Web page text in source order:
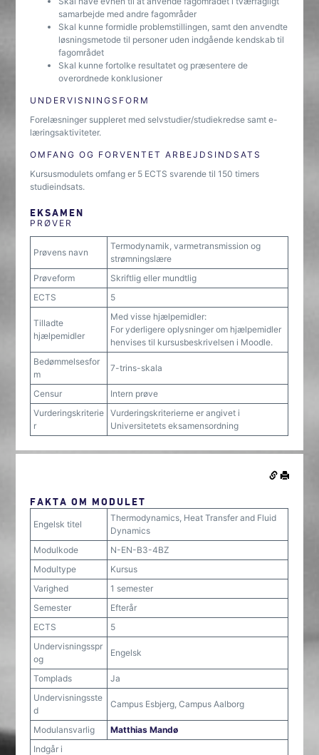
samarbejde med andre fagområder
Skal kunne formidle problemstillingen, samt den anvendte
løsningsmetode til personer uden indgående kendskab til
fagområdet
Skal kunne fortolke resultatet og præsentere de
overordnede konklusioner
UNDERVISNINGSFORM
Forelæsninger suppleret med selvstudier/studiekredse samt e-
læringsaktiviteter.
OMFANG OG FORVENTET ARBEJDSINDSATS
Kursusmodulets omfang er 5 ECTS svarende til 150 timers
studieindsats.
EKSAMEN
PRØVER
Prøvens navn
Termodynamik, varmetransmission og
strømningslære
Prøveform
Skriftlig eller mundtlig
ECTS
5
Tilladte
hjælpemidler
Med visse hjælpemidler:
For yderligere oplysninger om hjælpemidler
henvises til kursusbeskrivelsen i Moodle.
Bedømmelsesfor
m
7-trins-skala
Censur
Intern prøve
Vurderingskriterie
r
Vurderingskriterierne er angivet i
Universitetets eksamensordning
FAKTA OM MODULET
Engelsk titel
Thermodynamics, Heat Transfer and Fluid
Dynamics
Modulkode
N-EN-B3-4BZ
Modultype
Kursus
Varighed
1 semester
Semester
Efterår
ECTS
5
Undervisningsspr
og
Engelsk
Tomplads
Ja
Undervisningsste
d
Campus Esbjerg, Campus Aalborg
Modulansvarlig
Matthias Mandø
Indgår i